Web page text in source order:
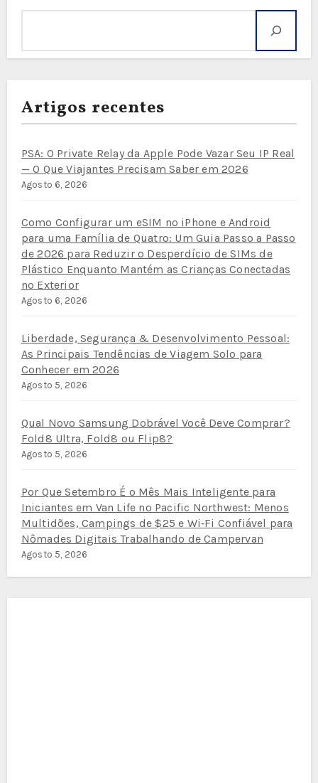
Artigos recentes
PSA: O Private Relay da Apple Pode Vazar Seu IP Real
— O Que Viajantes Precisam Saber em 2026
Agosto 6, 2026
Como Configurar um eSIM no iPhone e Android
para uma Família de Quatro: Um Guia Passo a Passo
de 2026 para Reduzir o Desperdício de SIMs de
Plástico Enquanto Mantém as Crianças Conectadas
no Exterior
Agosto 6, 2026
Liberdade, Segurança & Desenvolvimento Pessoal:
As Principais Tendências de Viagem Solo para
Conhecer em 2026
Agosto 5, 2026
Qual Novo Samsung Dobrável Você Deve Comprar?
Fold8 Ultra, Fold8 ou Flip8?
Agosto 5, 2026
Por Que Setembro É o Mês Mais Inteligente para
Iniciantes em Van Life no Pacific Northwest: Menos
Multidões, Campings de $25 e Wi‑Fi Confiável para
Nômades Digitais Trabalhando de Campervan
Agosto 5, 2026